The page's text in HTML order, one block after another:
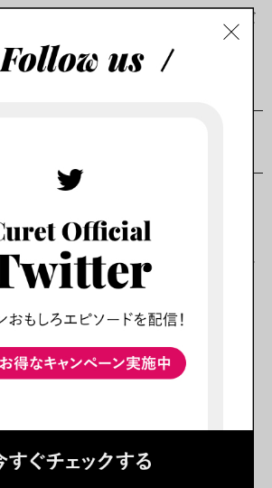
ばかりを憂う悲劇のヒロイン状態の私だ
材にした作品に出会う
が、大ヒットを記録したドラマ「逃げる
した。
男女が不器用ながらもお互いを知り、そ
で恋をしていく。